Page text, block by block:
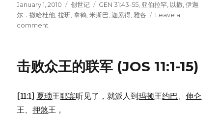
Posted
on
January 1, 2010 Categories
创世记 Tags
GEN 31:43-55 亚伯拉罕 以撒 ,伊迦
尔．撒哈杜他 ,拉班 ,拿鹤 ,米斯巴 ,迦累得 雅各
Leave a
comment
拉
约
(GEN
击败众王的联军 (JOS 11:1-15)
[11:1] 夏琐王耶宾听见了，就派人到玛顿王约巴、伸仑
王、押煞王，